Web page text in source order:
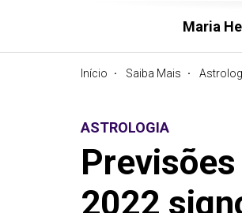
Maria
Início Saiba Mais
ASTROLOGIA
2022